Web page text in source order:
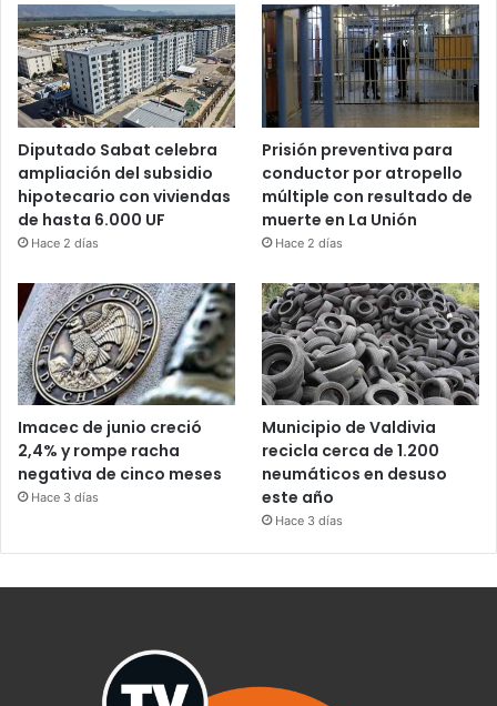
Diputado Sabat celebra
ampliación del subsidio
hipotecario con viviendas
de hasta 6.000 UF
Hace 2 días
Prisión preventiva para
conductor por atropello
múltiple con resultado de
muerte en La Unión
Hace 2 días
Imacec de junio creció
2,4% y rompe racha
negativa de cinco meses
Hace 3 días
Municipio de Valdivia
recicla cerca de 1.200
neumáticos en desuso
este año
Hace 3 días